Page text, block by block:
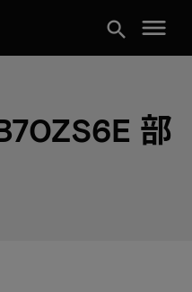
search menu
部